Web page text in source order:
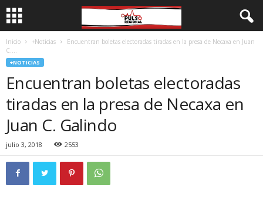
Inicio +Noticias
Encuentran boletas electoradas tiradas en la presa de Necaxa en Juan
C....
+NOTICIAS
Encuentran boletas electoradas
tiradas en la presa de Necaxa en
Juan C. Galindo
julio 3, 2018 2553